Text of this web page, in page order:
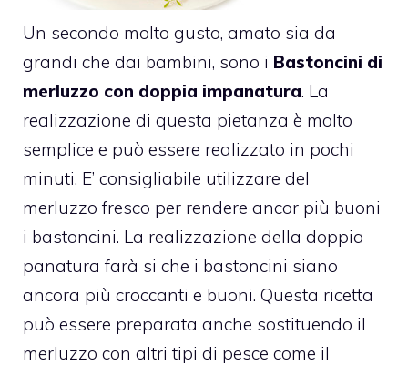
Un secondo molto gusto, amato sia da
grandi che dai bambini, sono i Bastoncini di
merluzzo con doppia impanatura. La
realizzazione di questa pietanza è molto
semplice e può essere realizzato in pochi
minuti. E’ consigliabile utilizzare del
merluzzo fresco per rendere ancor più buoni
i bastoncini. La realizzazione della doppia
panatura farà si che i bastoncini siano
ancora più croccanti e buoni. Questa ricetta
può essere preparata anche sostituendo il
merluzzo con altri tipi di pesce come il